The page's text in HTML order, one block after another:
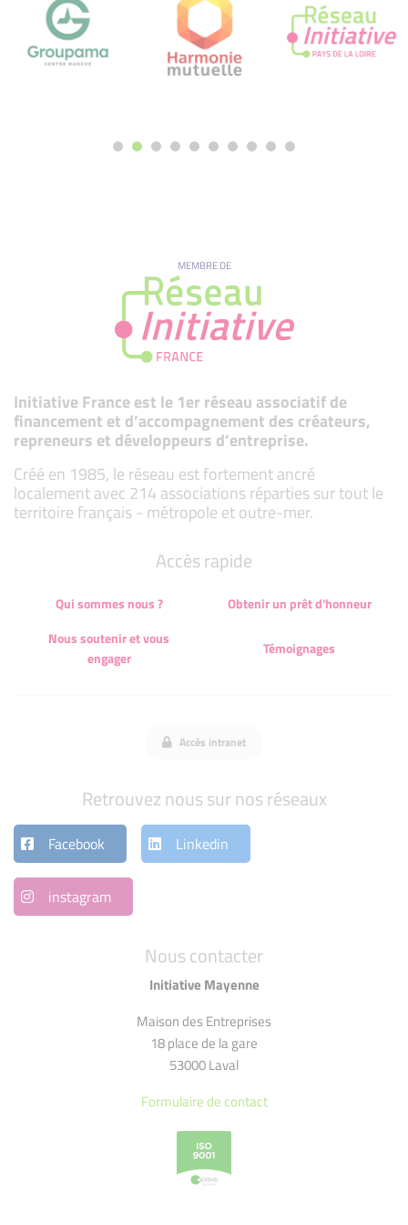
MEMBRE DE
Initiative France est le 1er réseau associatif de
financement et d’accompagnement des créateurs,
repreneurs et développeurs d’entreprise.
Créé en 1985, le réseau est fortement ancré
localement avec 214 associations réparties sur tout le
territoire français - métropole et outre-mer.
Nous contacter
Initiative Mayenne
Maison des Entreprises
18 place de la gare
53000 Laval
Formulaire de contact
Accès rapide
Qui sommes nous ?
Obtenir un prêt d'honneur
Nous soutenir et vous
engager
Témoignages
Accès intranet
Retrouvez nous sur nos réseaux
Facebook Linkedin
instagram